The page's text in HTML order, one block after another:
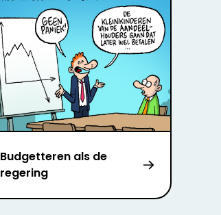
Budgetteren als de
regering